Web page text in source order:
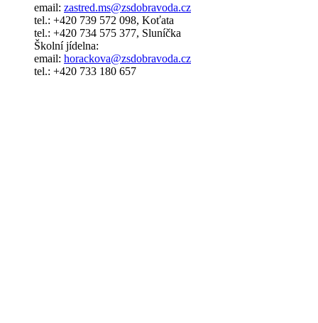
email: zastred.ms@zsdobravoda.cz
tel.: +420 739 572 098, Koťata
tel.: +420 734 575 377, Sluníčka
Školní jídelna:
email: horackova@zsdobravoda.cz
tel.: +420 733 180 657